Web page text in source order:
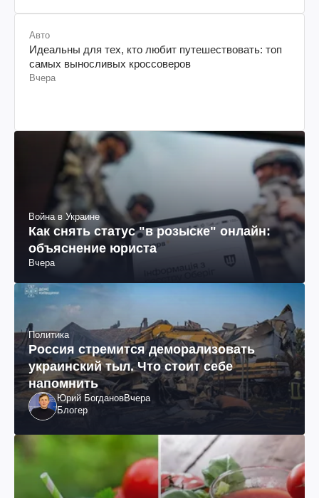
Авто
Идеальны для тех, кто любит путешествовать: топ
самых выносливых кроссоверов
Вчера
Война в Украине
Как снять статус "в розыске" онлайн:
объяснение юриста
Вчера
Политика
Россия стремится деморализовать
украинский тыл. Что стоит себе
напомнить
Юрий БогдановВчера
Блогер